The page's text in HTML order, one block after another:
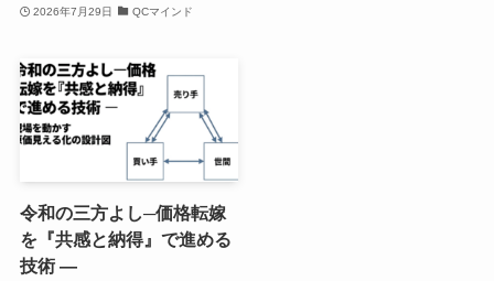
2026年7月29日 QCマインド
令和の三方よし─価格転嫁
を『共感と納得』で進める
技術 ―